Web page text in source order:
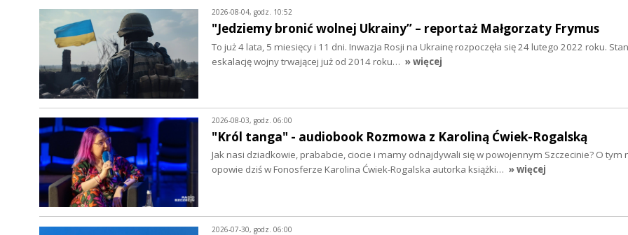
2026-08-04, godz. 10:52
"Jedziemy bronić wolnej Ukrainy” – reportaż Małgorzaty Frymus
To już 4 lata, 5 miesięcy i 11 dni. Inwazja Rosji na Ukrainę rozpoczęła się 24 lutego 2022 roku.
eskalację wojny trwającej już od 2014 roku… » więcej
2026-08-03, godz. 06:00
"Król tanga" - audiobook Rozmowa z Karoliną Ćwiek-Rogalską
Jak nasi dziadkowie, prababcie, ciocie i mamy odnajdywali się w powojennym Szczecinie? O tym
opowie dziś w Fonosferze Karolina Ćwiek-Rogalska autorka książki… » więcej
2026-07-30, godz. 06:00